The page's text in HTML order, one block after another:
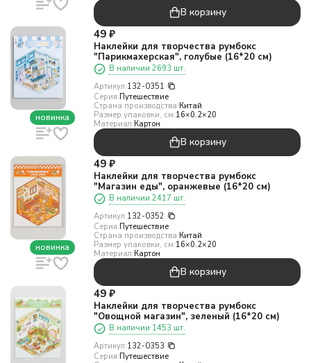
В корзину
новинка
49 ₽
Наклейки для творчества румбокс
"Парикмахерская", голубые (16*20 см)
В наличии 2693 шт.
Артикул:132-0351
Серия:Путешествие
Страна производства:Китай
Размер упаковки, см:16×0.2×20
Материал:Картон
В корзину
новинка
49 ₽
Наклейки для творчества румбокс
"Магазин еды", оранжевые (16*20 см)
В наличии 2417 шт.
Артикул:132-0352
Серия:Путешествие
Страна производства:Китай
Размер упаковки, см:16×0.2×20
Материал:Картон
В корзину
49 ₽
Наклейки для творчества румбокс
"Овощной магазин", зеленый (16*20 см)
В наличии 1453 шт.
Артикул:132-0353
Серия:Путешествие